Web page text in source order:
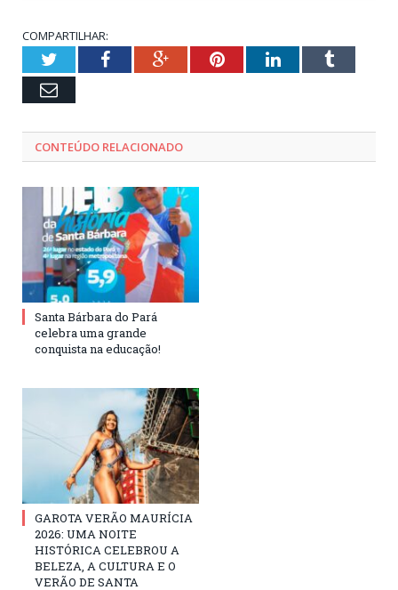
COMPARTILHAR:
TwitterFacebookGoogle+PinterestLinkedInTumblr
Email
CONTEÚDO RELACIONADO
Santa Bárbara do Pará
celebra uma grande
conquista na educação!
GAROTA VERÃO MAURÍCIA
2026: UMA NOITE
HISTÓRICA CELEBROU A
BELEZA, A CULTURA E O
VERÃO DE SANTA